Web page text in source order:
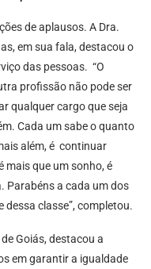
de aplausos. A Dra.
em sua fala, destacou o
das pessoas. “O
profissão não pode ser
qualquer cargo que seja
Cada um sabe o quanto
além, é continuar
mais que um sonho, é
Parabéns a cada um dos
dessa classe”, completou.
Goiás, destacou a
em garantir a igualdade